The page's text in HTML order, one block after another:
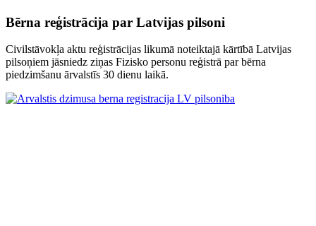
Bērna reģistrācija par Latvijas pilsoni
Civilstāvokļa aktu reģistrācijas likumā noteiktajā kārtībā Latvijas
pilsoņiem jāsniedz ziņas Fizisko personu reģistrā par bērna
piedzimšanu ārvalstīs 30 dienu laikā.